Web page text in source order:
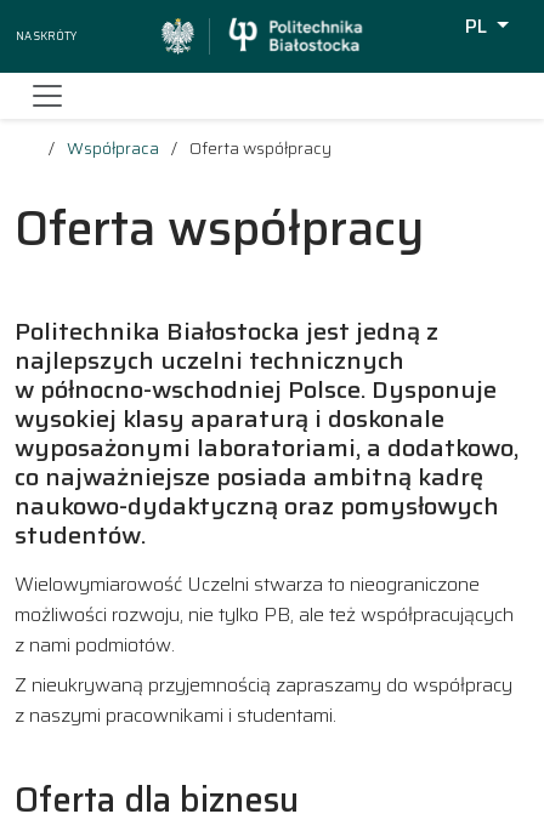
Na skróty
PL
Współpraca Oferta współpracy
Oferta współpracy
Politechnika Białostocka jest jedną z
najlepszych uczelni technicznych
w północno-wschodniej Polsce. Dysponuje
wysokiej klasy aparaturą i doskonale
wyposażonymi laboratoriami, a dodatkowo,
co najważniejsze posiada ambitną kadrę
naukowo-dydaktyczną oraz pomysłowych
studentów.
Wielowymiarowość Uczelni stwarza to nieograniczone
możliwości rozwoju, nie tylko PB, ale też współpracujących
z nami podmiotów.
Z nieukrywaną przyjemnością zapraszamy do współpracy
z naszymi pracownikami i studentami.
Oferta dla biznesu